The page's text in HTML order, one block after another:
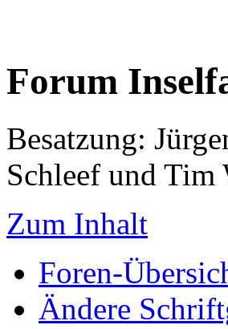
Forum
Besatzung:
Schleef und Tim
Zum Inhalt
Foren-
Ändere